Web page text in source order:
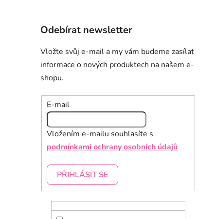
o
s
t
r
a
n
Odebírat newsletter
Vložte svůj e-mail a my vám budeme zasílat
informace o nových produktech na našem e-
shopu.
E-mail
Vložením e-mailu souhlasíte s
podmínkami ochrany osobních údajů
PŘIHLÁSIT SE